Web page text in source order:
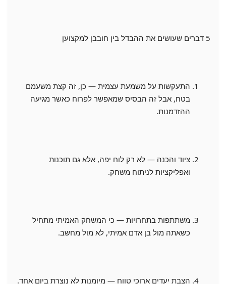
5 דברים שעושים את ההבדל בין חובבן למקצוען
התעקשות על משמעת עצמית — כן, זה קצת משעמם
בטח, אבל זה הבסיס שמאפשר לפרוח כאשר מגיעה
ההזדמנות.
ציוד והכנה — לא רק לוח יפה, אלא גם תוכנות
ואפליקציות לניתוח משחק.
משתתפות בתחרויות — כי המשחק האמיתי מתחיל
כשאתה מול בן אדם אמיתי, לא מול מחשב.
הצבת יעדים ארוכי טווח — מיומנות לא נוצרת ביום אחד.